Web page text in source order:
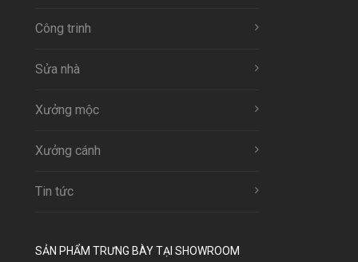
Công trinh
Sửa nhà
Xưởng mộc
Xưởng cánh
Tin tức
SẢN PHẨM TRƯNG BÀY TẠI SHOWROOM